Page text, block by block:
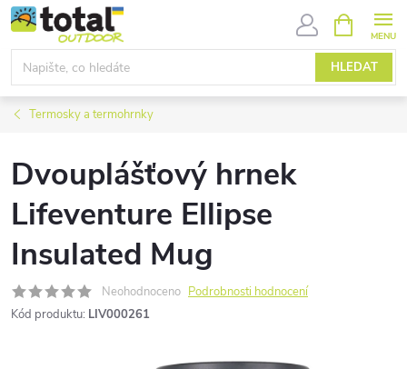
Přejít
na
obsah
HLEDAT
NÁKUPNÍ
KOŠÍK
Termosky a termohrnky
Dvouplášťový hrnek
Lifeventure Ellipse
Insulated Mug
Neohodnoceno Podrobnosti hodnocení
Kód produktu: LIV000261